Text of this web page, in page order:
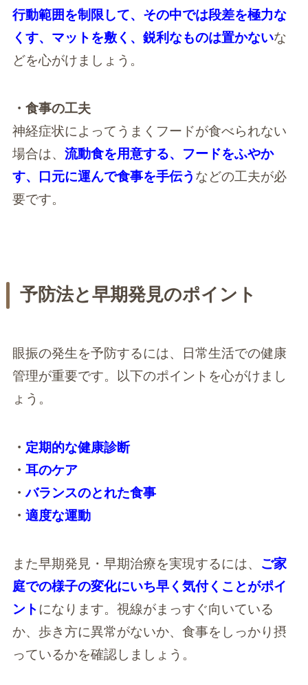
行動範囲を制限して、その中では段差を極力な
くす、マットを敷く、鋭利なものは置かないな
どを心がけましょう。
・食事の工夫
神経症状によってうまくフードが食べられない
場合は、 流動食を用意する、フードをふやか
す、口元に運んで食事を手伝う などの工夫が必
要です。
予防法と早期発見のポイント
眼振の発生を予防するには、日常生活での健康
管理が重要です。以下のポイントを心がけまし
ょう。
・ 定期的な健康診断
・ 耳のケア
・バランスのとれた食事
・ 適度な運動
また早期発見・早期治療を実現するには、 ご家
庭での様子の変化にいち早く気付くことがポイ
ントになります。視線がまっすぐ向いている
か、歩き方に異常がないか、食事をしっかり摂
っているかを確認しましょう。